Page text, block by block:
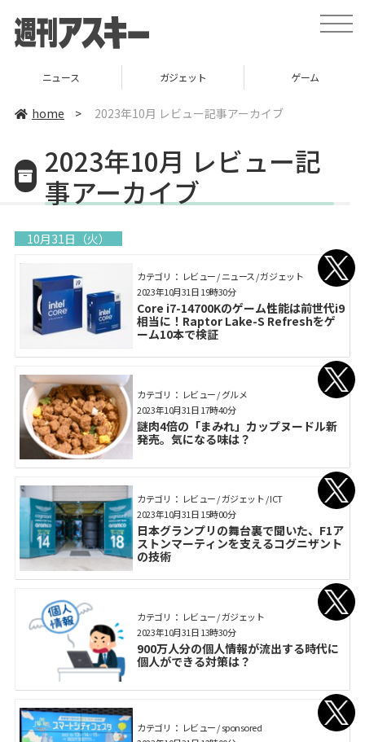
toggle
ガジェット ゲーム グルメ
home > 2023年10月 レビュー記事アーカイブ
2023年10月 レビュー記
事アーカイブ
10月31日（火）
カテゴリ： レビュー / ニュース / ガジェット
Core i7-14700Kのゲーム性能は前世代i9
相当に！Raptor Lake-S Refreshをゲ
ーム10本で検証
2023年10月31日 19時30分
カテゴリ： レビュー / グルメ
謎肉4倍の「まみれ」カップヌードル新
発売。気になる味は？
2023年10月31日 17時40分
カテゴリ： レビュー / ガジェット / ICT
日本グランプリの舞台裏で聞いた、F1ア
ストンマーティンを支えるコグニザント
の技術
2023年10月31日 15時00分
カテゴリ： レビュー / ガジェット
900万人分の個人情報が流出する時代に
個人ができる対策は？
2023年10月31日 13時30分
カテゴリ： レビュー / sponsored